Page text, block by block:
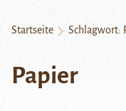
Startseite Schlagwort:
Papier